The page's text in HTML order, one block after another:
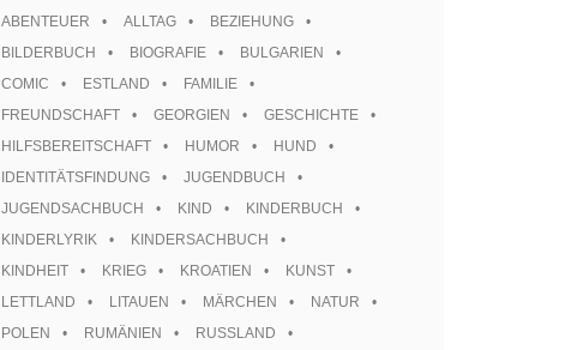
ABENTEUER ALLTAG
BEZIEHUNG
BILDERBUCH
BIOGRAFIE
BULGARIEN
COMIC
ESTLAND
FAMILIE
FREUNDSCHAFT
GEORGIEN
GESCHICHTE
HILFSBEREITSCHAFT
HUMOR
HUND
IDENTITÄTSFINDUNG
JUGENDBUCH
JUGENDSACHBUCH
KIND
KINDERBUCH
KINDERLYRIK
KINDERSACHBUCH
KINDHEIT
KRIEG KROATIEN
KUNST
LETTLAND
LITAUEN MÄRCHEN
NATUR
POLEN
RUMÄNIEN
RUSSLAND